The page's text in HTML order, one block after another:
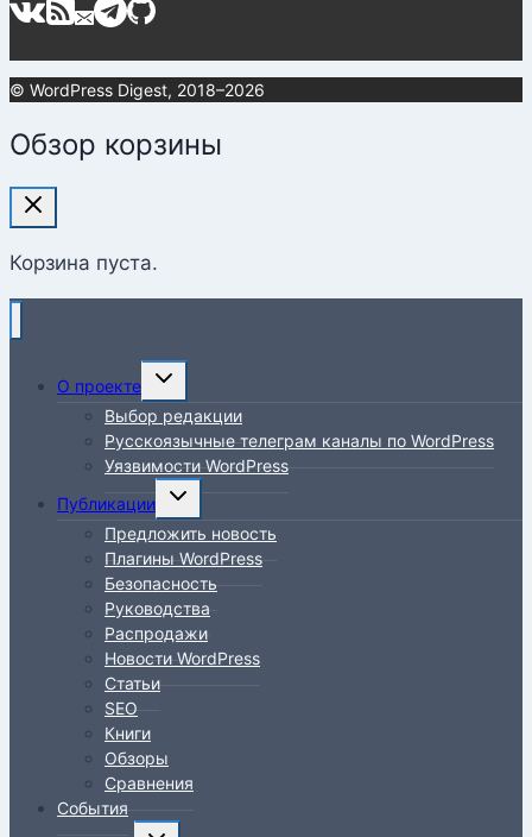
© WordPress Digest, 2018–2026
Обзор корзины
Корзина пуста.
О проекте
Переключить
дочернее
меню
Выбор редакции
Русскоязычные телеграм каналы по WordPress
Уязвимости WordPress
Публикации
Переключить
дочернее
меню
Предложить новость
Плагины WordPress
Безопасность
Руководства
Распродажи
Новости WordPress
Статьи
SEO
Книги
Обзоры
Сравнения
События